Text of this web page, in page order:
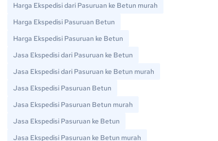
Harga Ekspedisi dari Pasuruan ke Betun murah
Harga Ekspedisi Pasuruan Betun
Harga Ekspedisi Pasuruan ke Betun
Jasa Ekspedisi dari Pasuruan ke Betun
Jasa Ekspedisi dari Pasuruan ke Betun murah
Jasa Ekspedisi Pasuruan Betun
Jasa Ekspedisi Pasuruan Betun murah
Jasa Ekspedisi Pasuruan ke Betun
Jasa Ekspedisi Pasuruan ke Betun murah